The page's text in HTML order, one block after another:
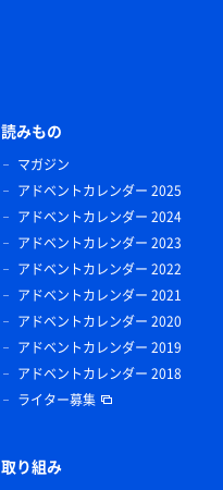
読みもの
マガジン
アドベントカレンダー 2025
アドベントカレンダー 2024
アドベントカレンダー 2023
アドベントカレンダー 2022
アドベントカレンダー 2021
アドベントカレンダー 2020
アドベントカレンダー 2019
アドベントカレンダー 2018
ライター募集
取り組み